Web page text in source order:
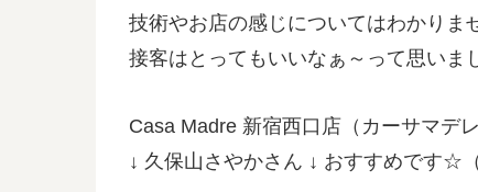
技術やお店の感じについてはわかりま
接客はとってもいいなぁ～って思いま
Casa Madre 新宿西口店（カーサマ
↓ 久保山さやかさん ↓ おすすめです☆（